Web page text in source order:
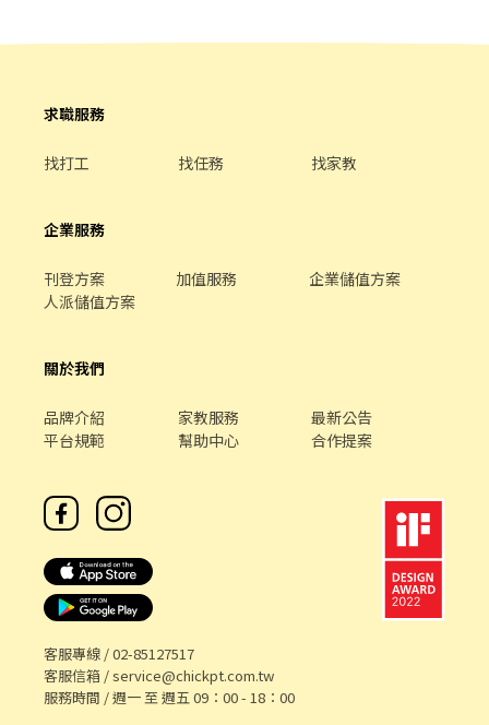
[Roblox AI 課程]：週日 13:15-15:30 菁英課程：週五 18:15-
20:30，週六 15:45-18:00、18:15-20:30，週日 09:45-12:00、
程規劃】 教室的詳細位置都可以透過官網進行查詢，也建議應
行，管理秩序，引導學生解決課堂問題。 2. 課程教材皆由公司
件： ●長期配合，可配合一年~一年半以上更佳。 ●不排
斥和小朋友相處。 加分條件： ●細心、耐心、表達能力佳。
歷上傳招募信箱 teacher-
請自行輸入） (ex主旨：應徵古亭教室兒童程式教育老師
_XXX(姓名)) 2. 內文請附上想應徵的 教室、課程類型及時段 。
電。 【面試內容】 面試時會請你自我介紹，並進行試教，試教
完後會進行基本的問答。 【連絡電話】 有任何問題也歡迎來電
詳細詢問，電話：(02)7709-8229轉分機 3003（聯絡人：邱先生）
#無經驗可 #教學 #教育 #科技 #資訊 #程式教育 #老師 #講師 #助教
求職服務
找打工 找任務 找家教
企業服務
刊登方案 加值服務
企業儲值方案
人派儲值方案
關於我們
品牌介紹 家教服務
最新公告
平台規範
幫助中心 合作提案
客服專線 /02-85127517
客服信箱 /service@chickpt.com.tw
服務時間 / 週一 至 週五 09：00 - 18：00